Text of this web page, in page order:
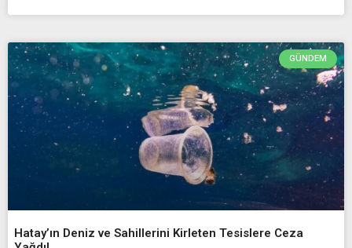
GÜNDEM
Hatay’ın Deniz ve Sahillerini Kirleten Tesislere Ceza